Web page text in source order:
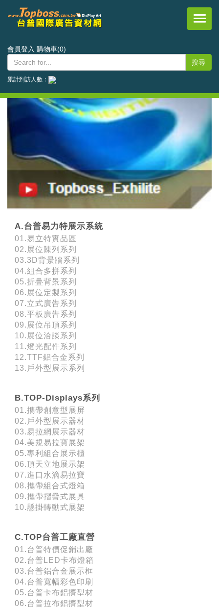
會員登入 購物車(0)
累計到訪人數：
A.台普易力特展示系統
01.易立特實品區
02.展位陳列系列
03.3D背景牆系列
04.組合多拼系列
05.折疊背景系列
06.展位定製系列
07.立式廣告系列
08.平板廣告系列
09.展位吊頂系列
10.展位洽談系列
11.燈光配件系列
12.TTF鋁合金系列
13.戶外型展示系列
B.TOP-Displays系列
01.擕帶創意型展屏
02.戶外型展示器材
03.易拉網展示器材
04.美規易拉寶展架
05.專利組合展示櫃
06.頂天立地展示架
07.進口水滴易拉寶
08.攜帶組合式燈箱
09.攜帶摺疊式展具
10.懸掛轉動式展架
C.TOP台普工廠直營
01.台普特價促銷出廠
02.台普LED卡布燈箱
03.台普鋁合金展示框
04.台普寬幅彩色印刷
05.台普卡布鋁擠型材
06.台普拉布鋁擠型材